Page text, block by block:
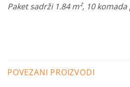
Paket sadrži 1.84 m², 10
POVEZANI PROIZVODI